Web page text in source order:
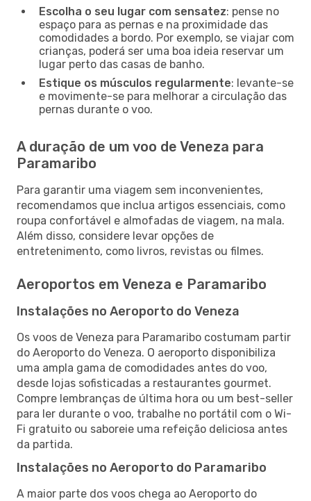
Escolha o seu lugar com sensatez: pense no
espaço para as pernas e na proximidade das
comodidades a bordo. Por exemplo, se viajar com
crianças, poderá ser uma boa ideia reservar um
lugar perto das casas de banho.
Estique os músculos regularmente: levante-se
e movimente-se para melhorar a circulação das
pernas durante o voo.
A duração de um voo de Veneza para
Paramaribo
Para garantir uma viagem sem inconvenientes,
recomendamos que inclua artigos essenciais, como
roupa confortável e almofadas de viagem, na mala.
Além disso, considere levar opções de
entretenimento, como livros, revistas ou filmes.
Aeroportos em Veneza e Paramaribo
Instalações no Aeroporto do Veneza
Os voos de Veneza para Paramaribo costumam partir
do Aeroporto do Veneza. O aeroporto disponibiliza
uma ampla gama de comodidades antes do voo,
desde lojas sofisticadas a restaurantes gourmet.
Compre lembranças de última hora ou um best-seller
para ler durante o voo, trabalhe no portátil com o Wi-
Fi gratuito ou saboreie uma refeição deliciosa antes
da partida.
Instalações no Aeroporto do Paramaribo
A maior parte dos voos chega ao Aeroporto do